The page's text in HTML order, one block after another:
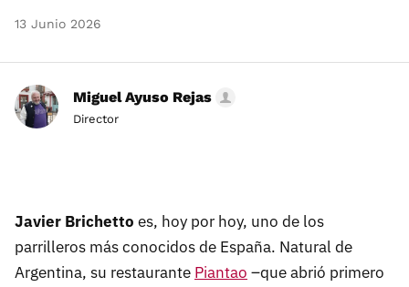
13 Junio 2026
Miguel Ayuso Rejas
Director
Javier Brichetto es, hoy por hoy, uno de los
parrilleros más conocidos de España. Natural de
Argentina, su restaurante Piantao –que abrió primero